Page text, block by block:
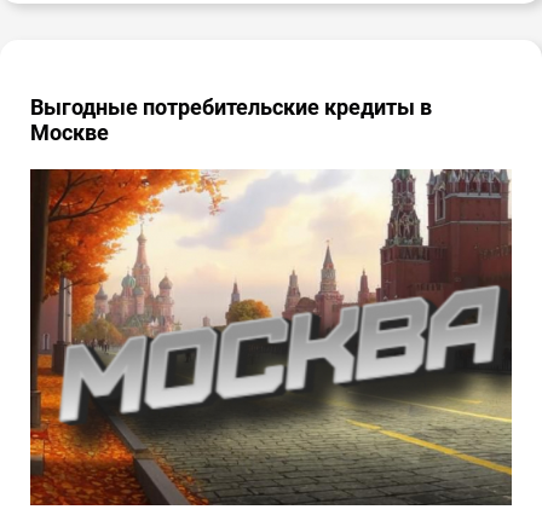
Выгодные потребительские кредиты в
Москве